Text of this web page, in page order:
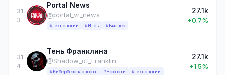
31
3
Portal News
@portal_vr_news
#Технологии #Игры #Бизнес
27.1k
+0.7%
31
4
Тень Франклина
@Shadow_of_Franklin
#Кибербезопасность #Новости #Технологии
27.1k
+1.5%